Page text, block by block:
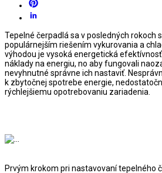
Tepelné čerpadlá sa v posledných rokoch
populárnejším riešením vykurovania a
výhodou je vysoká energetická
náklady na energiu, no aby fungovali
nevyhnutné správne ich nastaviť.
k zbytočnej spotrebe energie,
rýchlejšiemu opotrebovaniu zariadenia.
Prvým krokom pri nastavovaní tepelného